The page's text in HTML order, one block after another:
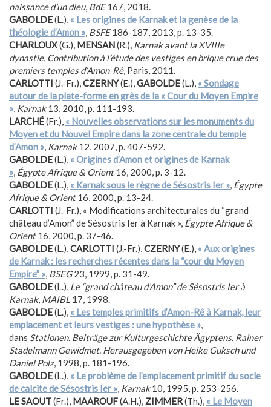
naissance d’un dieu, BdE167, 2018.
GABOLDE(L.), « Les origines de Karnak et la genèse de la
théologie d’Amon », BSFE186-187, 2013, p. 13-35.
CHARLOUX(G.), MENSAN(R.), Karnak avant la XVIIIe
dynastie. Contribution à l’étude des vestiges en brique crue des
premiers temples d’Amon-Rê, Paris, 2011.
CARLOTTI (J.-Fr.),CZERNY(E.),GABOLDE(L.), « Sondage
autour de la plate-forme en grès de la « Cour du Moyen Empire
», Karnak13, 2010, p. 111-193.
LARCHÉ(Fr.), « Nouvelles observations sur les monuments du
Moyen et du Nouvel Empire dans la zone centrale du temple
d’Amon », Karnak12, 2007, p. 407-592.
GABOLDE(L.), « Origines d’Amon et origines de Karnak
», Égypte Afrique & Orient16, 2000, p. 3-12.
GABOLDE(L.), « Karnak sous le règne de Sésostris Ier », Égypte
Afrique & Orient16, 2000, p. 13-24.
CARLOTTI (J.-Fr.), « Modifications architecturales du “grand
château d’Amon” de Sésostris Ier à Karnak », Égypte Afrique &
Orient16, 2000, p. 37-46.
GABOLDE(L.),CARLOTTI (J.-Fr.),CZERNY(E.), « Aux origines
de Karnak : les recherches récentes dans la “cour du Moyen
Empire” », BSEG23, 1999, p. 31-49.
GABOLDE(L.), Le “grand château d’Amon” de Sésostris Ier à
Karnak, MAIBL 17, 1998.
GABOLDE(L.), « Les temples primitifs d’Amon-Rê à Karnak, leur
emplacement et leurs vestiges : une hypothèse »,
dans Stationen. Beiträge zur Kulturgeschichte Ägyptens. Rainer
Stadelmann Gewidmet. Herausgegeben von Heike Guksch und
Daniel Polz, 1998, p. 181-196.
GABOLDE(L.), « Le problème de l’emplacement primitif du socle
de calcite de Sésostris Ier », Karnak10, 1995, p. 253-256.
LE SAOUT(Fr.), MAAROUF(A.H.), ZIMMER(Th.), « Le Moyen